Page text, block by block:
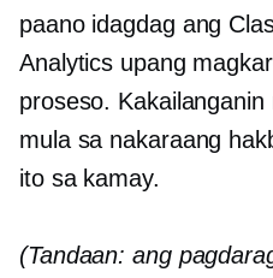
paano idagdag ang
Analytics upang
proseso.
mula sa nakaraang
ito sa kamay.
(Tandaan: ang